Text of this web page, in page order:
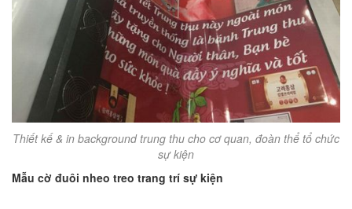
Thiết kế & in background trung thu cho cơ quan, đoàn thể tổ chức
sự kiện
Mẫu cờ đuôi nheo treo trang trí sự kiện